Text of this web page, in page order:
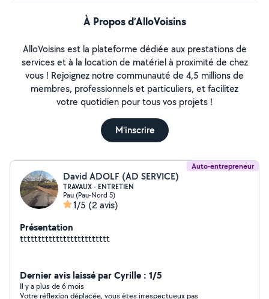
À Propos d’AlloVoisins
AlloVoisins est la plateforme dédiée aux prestations de
services et à la location de matériel à proximité de chez
vous ! Rejoignez notre communauté de 4,5 millions de
membres, professionnels et particuliers, et facilitez
votre quotidien pour tous vos projets !
M'inscrire
Auto-entrepreneur
David ADOLF (AD SERVICE)
TRAVAUX - ENTRETIEN
Pau (Pau-Nord 5)
1/5 (2 avis)
Présentation
ttttttttttttttttttttttttt
Dernier avis laissé par Cyrille : 1/5
Il y a plus de 6 mois
Votre réflexion déplacée, vous êtes irrespectueux pas